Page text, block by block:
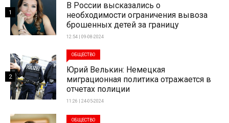
В России высказались о
необходимости ограничения вывоза
брошенных детей за границу
12:54 | 09-08-2024
1
ОБЩЕСТВО
Юрий Велькин: Немецкая
миграционная политика отражается в
отчетах полиции
11:26 | 24-05-2024
2
ОБЩЕСТВО